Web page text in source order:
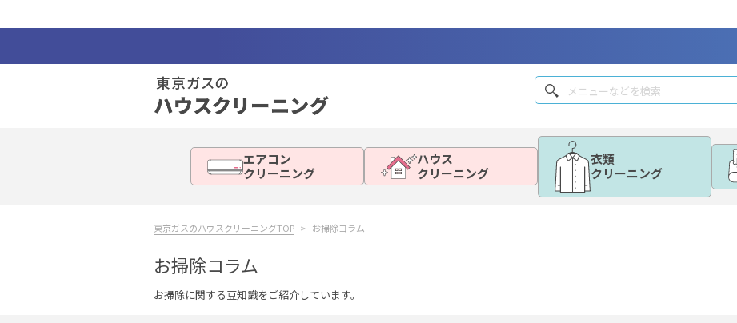
エアコン
クリーニング
ハウス
クリーニング
衣類
クリーニング
東京ガスのハウスクリーニングTOP お掃除コラム
お掃除コラム
お掃除に関する豆知識をご紹介しています。